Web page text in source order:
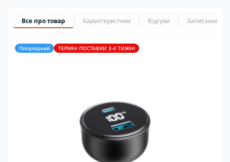
Все про товар Характеристики Відгуки Запитання
Популярний ТЕРМІН ПОСТАВКИ 3-4 ТИЖНІ